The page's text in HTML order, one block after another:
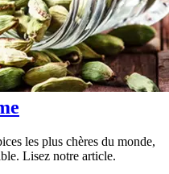
les plus chères du monde,
Lisez notre article.